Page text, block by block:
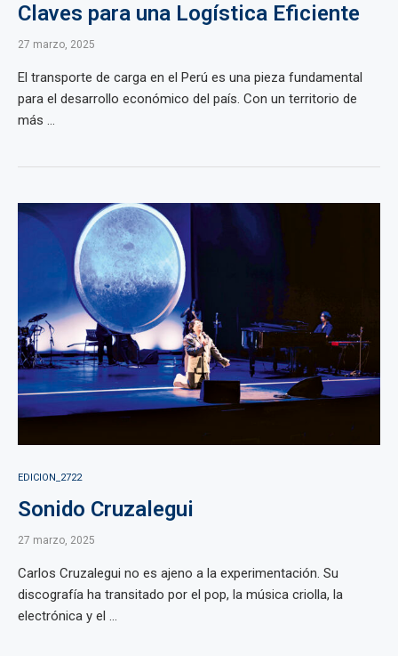
Claves para una Logística Eficiente
27 marzo, 2025
El transporte de carga en el Perú es una pieza fundamental
para el desarrollo económico del país. Con un territorio de
más ...
EDICION_2722
Sonido Cruzalegui
27 marzo, 2025
Carlos Cruzalegui no es ajeno a la experimentación. Su
discografía ha transitado por el pop, la música criolla, la
electrónica y el ...